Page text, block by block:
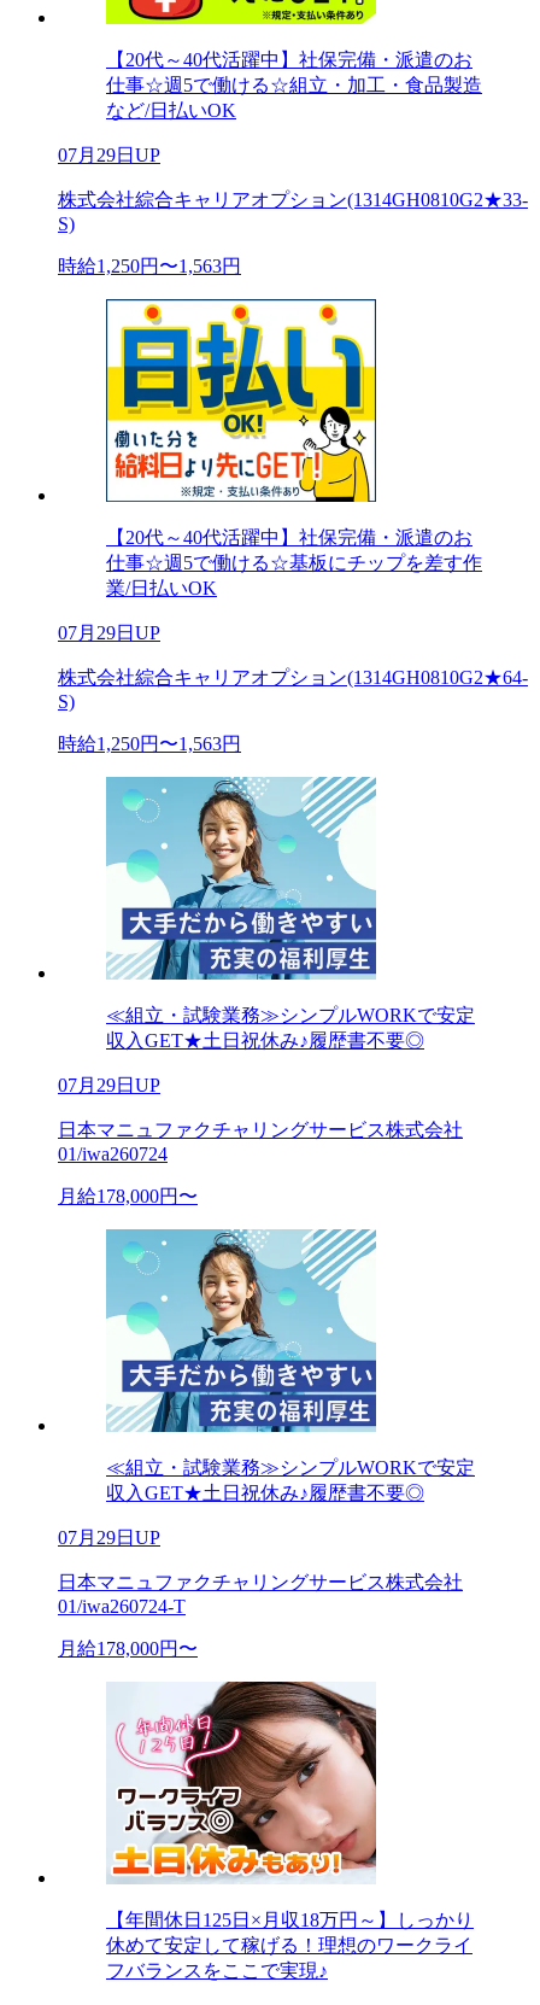
【20代～40代活躍中】社保完備・派遣のお
仕事☆週5で働ける☆組立・加工・食品製造
など/日払いOK
07月29日UP
株式会社綜合キャリアオプション(1314GH0810G2★33-
S)
時給1,250円〜1,563円
【20代～40代活躍中】社保完備・派遣のお
仕事☆週5で働ける☆基板にチップを差す作
業/日払いOK
07月29日UP
株式会社綜合キャリアオプション(1314GH0810G2★64-
S)
時給1,250円〜1,563円
≪組立・試験業務≫シンプルWORKで安定
収入GET★土日祝休み♪履歴書不要◎
07月29日UP
日本マニュファクチャリングサービス株式会社
01/iwa260724
月給178,000円〜
≪組立・試験業務≫シンプルWORKで安定
収入GET★土日祝休み♪履歴書不要◎
07月29日UP
日本マニュファクチャリングサービス株式会社
01/iwa260724-T
月給178,000円〜
【年間休日125日×月収18万円～】しっかり
休めて安定して稼げる！理想のワークライ
フバランスをここで実現♪